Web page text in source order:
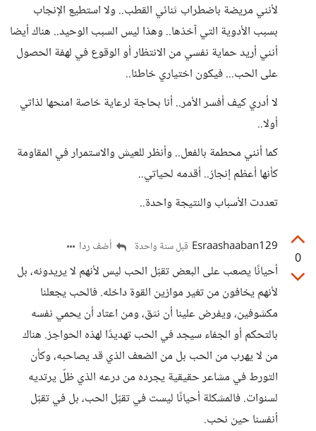
لأنني مريضة باضطراب ثنائي القطب.. ولا استطيع الإنجاب
بسبب الأدوية التي آخذها.. وهذا ليس السبب الوحيد.. هناك أيضا
أنني أريد حماية نفسي من الانتظار أو الوقوع في لهفة الحصول
على الحب... فيكون اختياري خاطئا..
لا أدري كيف أفسر الأمر.. أنا بحاجة لرعاية خاصة امنحها لذاتي
أولا..
كما أنني محطمة بالفعل.. وأنظر للعيش والاستمرار في المقاومة
كأنها أعظم إنجاز.. أقدمه لحياتي..
تعددت الأسباب والنتيجة واحدة..
0
Esraashaaban129 قبل سنة واحدة أضف ردا
أحيانًا يصعب على البعض تقبّل الحب ليس لأنهم لا يريدونه، بل
لأنهم يخافون من تغير موازين القوة داخله. فالحب يجعلنا
مكشوفين، ويفرض علينا أن نثق، ومن اعتاد أن يحمي نفسه
بالتحكم أو الجفاء سيجد في الحب تهديدًا لهذه الحواجز. هناك
من لا يهرب من الحب بل من الضعف الذي قد يصاحبه، وكأن
التورط في مشاعر حقيقية يجرده من درعه الذي ظلّ يرتديه
لسنوات. فالمشكلة أحيانًا ليست في تقبّل الحب، بل في تقبّل
أنفسنا حين نحب.